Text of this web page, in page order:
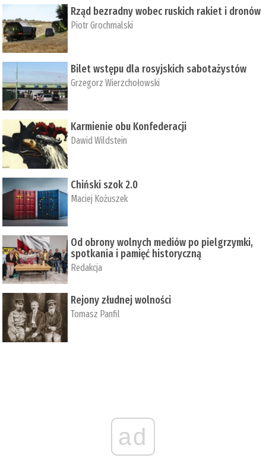
Rząd bezradny wobec ruskich rakiet i dronów
Piotr Grochmalski
Bilet wstępu dla rosyjskich sabotażystów
Grzegorz Wierzchołowski
Karmienie obu Konfederacji
Dawid Wildstein
Chiński szok 2.0
Maciej Kożuszek
Od obrony wolnych mediów po pielgrzymki,
spotkania i pamięć historyczną
Redakcja
Rejony złudnej wolności
Tomasz Panfil
ad